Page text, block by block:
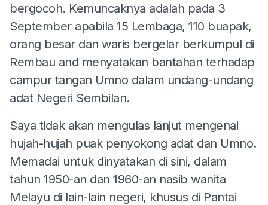
bergocoh. Kemuncaknya adalah pada 3
September apabila 15 Lembaga, 110 buapak,
orang besar dan waris bergelar berkumpul di
Rembau and menyatakan bantahan terhadap
campur tangan Umno dalam undang-undang
adat Negeri Sembilan.
Saya tidak akan mengulas lanjut mengenai
hujah-hujah puak penyokong adat dan Umno.
Memadai untuk dinyatakan di sini, dalam
tahun 1950-an dan 1960-an nasib wanita
Melayu di lain-lain negeri, khusus di Pantai